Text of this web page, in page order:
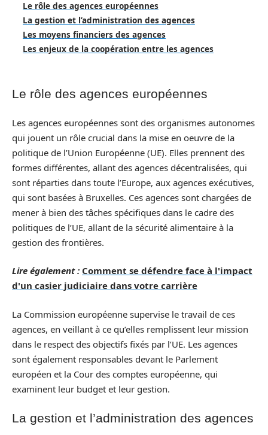
Le rôle des agences européennes
La gestion et l’administration des agences
Les moyens financiers des agences
Les enjeux de la coopération entre les agences
Le rôle des agences européennes
Les agences européennes sont des organismes autonomes
qui jouent un rôle crucial dans la mise en oeuvre de la
politique de l’Union Européenne (UE). Elles prennent des
formes différentes, allant des agences décentralisées, qui
sont réparties dans toute l’Europe, aux agences exécutives,
qui sont basées à Bruxelles. Ces agences sont chargées de
mener à bien des tâches spécifiques dans le cadre des
politiques de l’UE, allant de la sécurité alimentaire à la
gestion des frontières.
Lire également : Comment se défendre face à l'impact
d'un casier judiciaire dans votre carrière
La Commission européenne supervise le travail de ces
agences, en veillant à ce qu’elles remplissent leur mission
dans le respect des objectifs fixés par l’UE. Les agences
sont également responsables devant le Parlement
européen et la Cour des comptes européenne, qui
examinent leur budget et leur gestion.
La gestion et l’administration des agences